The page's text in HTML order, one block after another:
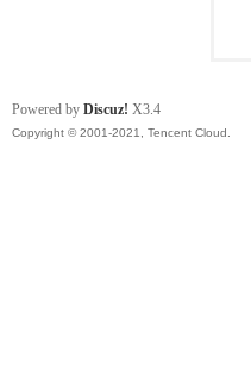
Powered by Discuz! X3.4
Copyright © 2001-2021, Tencent Cloud.